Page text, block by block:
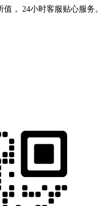
， 24小时客服贴心服务。